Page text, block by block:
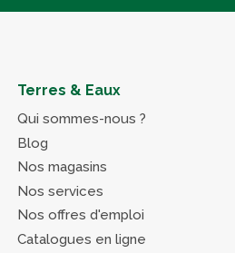
Terres & Eaux
Qui sommes-nous ?
Blog
Nos magasins
Nos services
Nos offres d'emploi
Catalogues en ligne